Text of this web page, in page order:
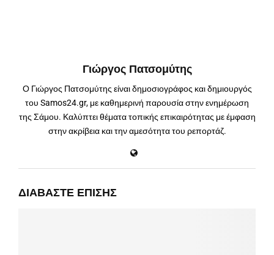
Γιώργος Πατσομύτης
Ο Γιώργος Πατσομύτης είναι δημοσιογράφος και δημιουργός
του Samos24.gr, με καθημερινή παρουσία στην ενημέρωση
της Σάμου. Καλύπτει θέματα τοπικής επικαιρότητας με έμφαση
στην ακρίβεια και την αμεσότητα του ρεπορτάζ.
ΔΙΑΒΆΣΤΕ ΕΠΊΣΗΣ